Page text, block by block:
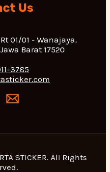
Us
01/01 - Wanajaya.
Barat 17520
3785
STICKER. All Rights